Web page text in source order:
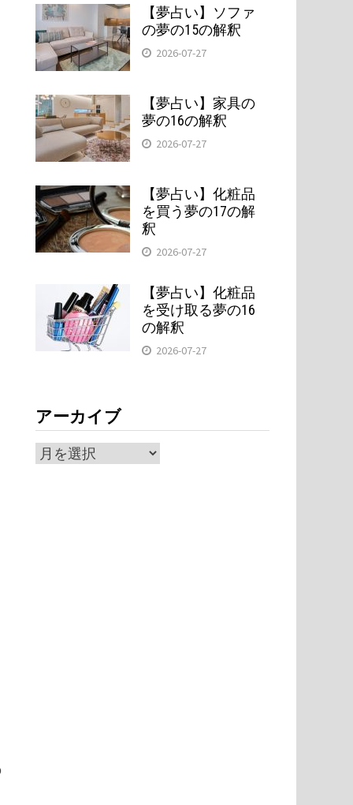
【夢占い】ソファ
の夢の15の解釈
2026-07-27
【夢占い】家具の
夢の16の解釈
2026-07-27
【夢占い】化粧品
を買う夢の17の解
釈
2026-07-27
【夢占い】化粧品
を受け取る夢の16
の解釈
2026-07-27
アーカイブ
ア